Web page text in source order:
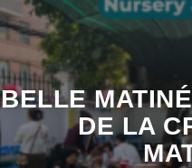
BELLE
DE LA